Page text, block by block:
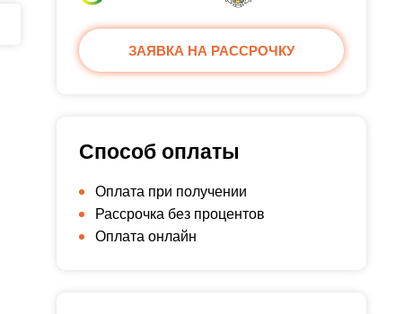
ЗАЯВКА НА РАССРОЧКУ
Способ оплаты
Оплата при получении
Рассрочка без процентов
Оплата онлайн